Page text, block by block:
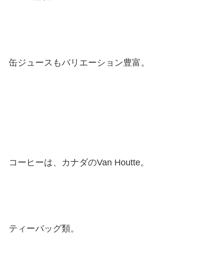
缶ジュースもバリエーション豊富。
コーヒーは、カナダのVan Houtte。
ティーバッグ類。